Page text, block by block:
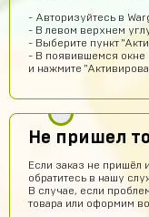
- Авторизуйтесь в
- В левом верхнем
- Выберите пункт
- В появившемся окне
и нажмите
Не пришел
Если заказ не пришёл
обратитесь в нашу
В случае, если
товара или оформим
Сайт просто
Диана Щербетова
Подходит на
Айнур Кулиева